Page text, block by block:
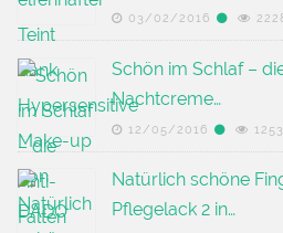
03/02/2016
Schön im Schlaf –
Nachtcreme…
12/05/2016
Natürlich schöne
Pflegelack 2 in…